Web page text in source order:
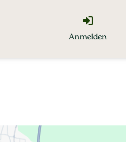
Anmelden